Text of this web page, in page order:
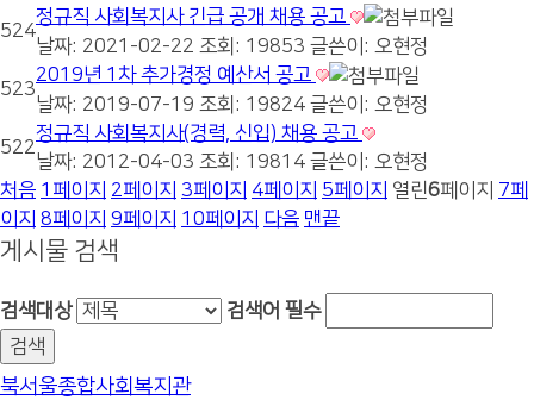
524
정규직 사회복지사 긴급 공개 채용 공고
날짜: 2021-02-22 조회: 19853 글쓴이: 오현정
523
2019년 1차 추가경정 예산서 공고
날짜: 2019-07-19 조회: 19824 글쓴이: 오현정
522
정규직 사회복지사(경력, 신입) 채용 공고
날짜: 2012-04-03 조회: 19814 글쓴이: 오현정
처음 1 페이지 2페이지 3페이지 4페이지 5페이지 열린6페이지 7페
이지 8페이지 9페이지 10페이지 다음 맨끝
게시물 검색
검색대상 검색어 필수
북서울종합사회복지관